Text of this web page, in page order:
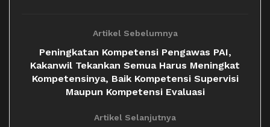
Artikel Sebelumnya
Peningkatan Kompetensi Pengawas PAI,
Kakanwil Tekankan Semua Harus Meningkat
Kompetensinya, Baik Kompetensi Supervisi
Maupun Kompetensi Evaluasi
Artikel Selanjutnya